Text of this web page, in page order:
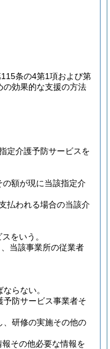
条の4第1項および第
の効果的な支援の方法
定介護予防サービスを
の額が現に当該指定介
払われる場合の当該介
をいう。
当該事業所の従業者
らない。
防サービス事業者そ
、研修の実施その他の
その他必要な情報を